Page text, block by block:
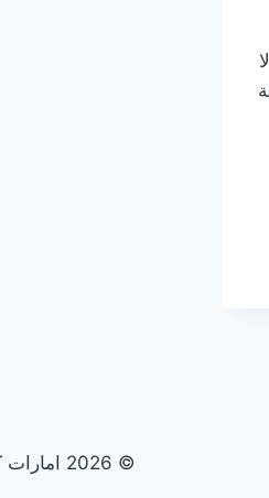
© 2026 امارات كلين Desian By Tefagoo